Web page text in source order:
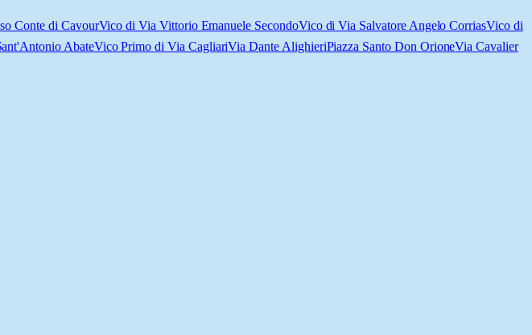
Conte di CavourVico di Via Vittorio Emanuele SecondoVico di Via Salvatore Angelo CorriasVico di
AbateVico Primo di Via CagliariVia Dante AlighieriPiazza Santo Don OrioneVia Cavalier